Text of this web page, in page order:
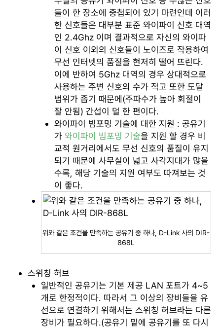
들이 한 장소에 중첩되어 있기 마련인데 이러
한 신호들은 대부분 표준 와이파이 신호 대역
인 2.4Ghz 이며 결과적으로 자신의 와이파
이 신호 이외의 신호들이 노이즈로 작용하여
무선 인터넷의 품질을 현저히 떨어 뜨린다.
이에 반하여 5Ghz 대역의 경우 상대적으로
사용하는 주변 신호의 수가 적고 또한 도달
범위가 좁기 때문에(주파수가 높아 회절이
잘 안됨) 간섭이 덜 한 편이다.
와이파이 빔포밍 기술에 대한 지원 : 공유기
가 와이파이 빔포밍 기술을 지원 할 경우 비
교적 원거리에서도 무선 신호의 품질이 유지
되기 때문에 사무실이 넓고 사각지대가 많을
수록, 해당 기술의 지원 여부도 따져보는 것
이 좋다.
위와 같은 조건을 만족하는 공유기 중 하나, D-Link 사의 DIR-
868L
스위칭 허브
일반적인 공유기는 기본 제공 LAN 포트가 4~5
개로 한정적이다. 따라서 그 이상의 장비들을 유
선으로 연결하기 위해서는 스위칭 허브라는 다른
장비가 필요하다.(공유기 밑에 공유기를 또 다시